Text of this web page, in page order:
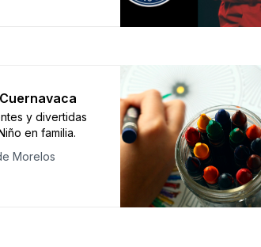
y divertidas
en familia.
Morelos